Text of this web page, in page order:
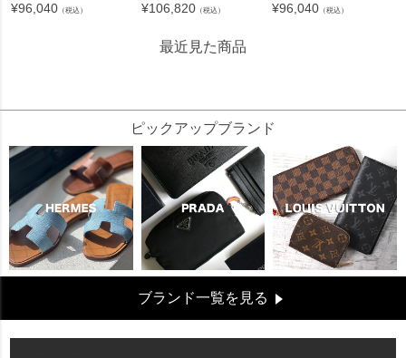
¥96,040 （税込） ¥106,820 （税込） ¥96,040 （税込）
最近見た商品
ピックアップブランド
ブランド一覧を見る